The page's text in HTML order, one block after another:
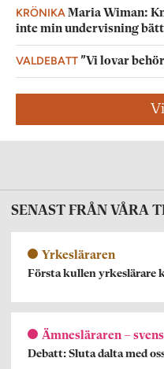
KRÖNIKAMaria Wiman:
inte min undervisning
VALDEBATT”Vi lovar
SENAST FRÅN VÅRA
Yrkesläraren
Första kullen yrkeslärare
Ämnesläraren –
Debatt: Sluta dalta med